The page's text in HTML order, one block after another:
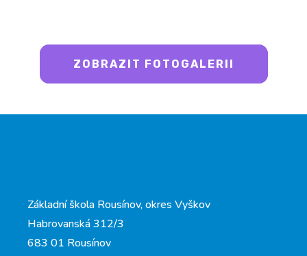
ZOBRAZIT FOTOGALERII
Základní škola Rousínov, okres Vyškov
Habrovanská 312/3
683 01 Rousínov